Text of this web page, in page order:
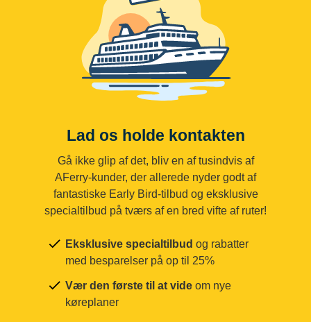
Lad os holde kontakten
Gå ikke glip af det, bliv en af tusindvis af
AFerry-kunder, der allerede nyder godt af
fantastiske Early Bird-tilbud og eksklusive
specialtilbud på tværs af en bred vifte af ruter!
Eksklusive specialtilbud og rabatter
med besparelser på op til 25%
Vær den første til at vide om nye
køreplaner